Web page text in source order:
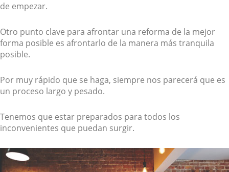
de empezar.
Otro punto clave para afrontar una reforma de la mejor
forma posible es afrontarlo de la manera más tranquila
posible.
Por muy rápido que se haga, siempre nos parecerá que es
un proceso largo y pesado.
Tenemos que estar preparados para todos los
inconvenientes que puedan surgir.